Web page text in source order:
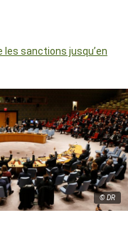
les sanctions jusqu’en
© DR